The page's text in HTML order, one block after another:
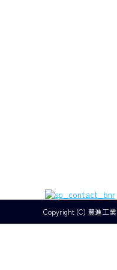
Copyright (C) 豊進工業